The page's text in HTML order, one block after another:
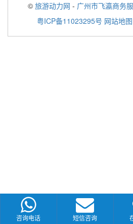
© 旅游动力网 - 广州市飞瀛商务
粤ICP备11023295号 网站地图
咨询电话 短信咨询